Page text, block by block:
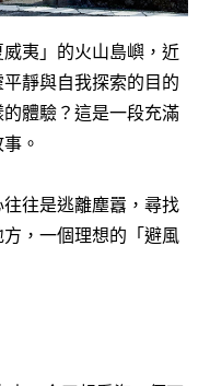
夷」的火山島嶼，近
靜與自我探索的目的
體驗？這是一段充滿
。
往是逃離塵囂，尋找
，一個理想的「避風